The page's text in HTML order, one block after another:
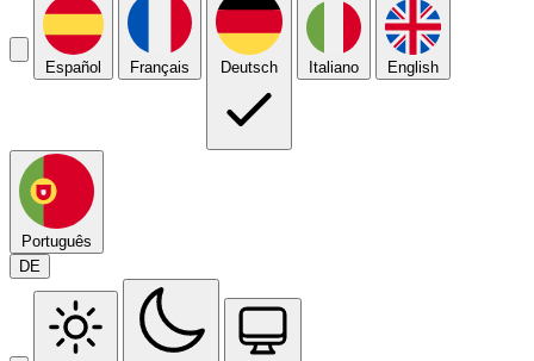
Español Français Deutsch Italiano English
Português
DE